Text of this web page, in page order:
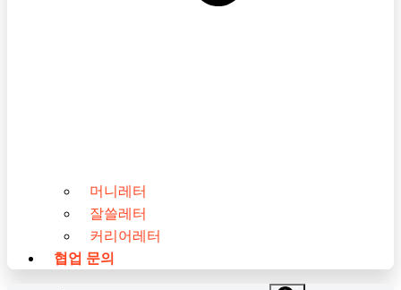
머니레터
잘쓸레터
커리어레터
협업 문의